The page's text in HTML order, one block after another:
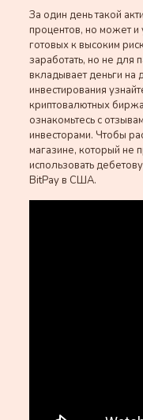
За один день такой
процентов, но может и
готовых к высоким
заработать, но не для
вкладывает деньги
инвестирования
криптовалютных
ознакомьтесь с
инвесторами. Чтобы
магазине, который не
использовать
BitPay в США.